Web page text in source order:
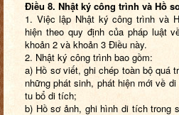
Điều 8. Nhật ký công trình và Hồ
1. Việc lập Nhật ký công trình và
hiện theo quy định của pháp luật
khoản 2 và khoản 3 Điều này.
2. Nhật ký công trình bao gồm:
a) Hồ sơ viết, ghi chép toàn bộ quá
những phát sinh, phát hiện mới về
tu bổ di tích;
b) Hồ sơ ảnh, ghi hình di tích trong